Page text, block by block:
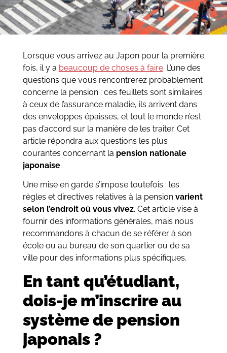
Lorsque vous arrivez au Japon pour la première
fois, il y a beaucoup de choses à faire. L’une des
questions que vous rencontrerez probablement
concerne la pension : ces feuillets sont similaires
à ceux de l’assurance maladie, ils arrivent dans
des enveloppes épaisses, et tout le monde n’est
pas d’accord sur la manière de les traiter. Cet
article répondra aux questions les plus
courantes concernant la pension nationale
japonaise.
Une mise en garde s’impose toutefois : les
règles et directives relatives à la pension varient
selon l’endroit où vous vivez. Cet article vise à
fournir des informations générales, mais nous
recommandons à chacun de se référer à son
école ou au bureau de son quartier ou de sa
ville pour des informations plus spécifiques.
En tant qu’étudiant,
dois-je m’inscrire au
système de pension
japonais ?